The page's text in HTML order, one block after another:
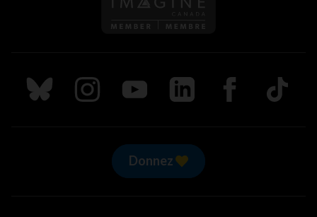
Suivez nous sur Bluesky
Suivez nous sur Instagram
Suivez nous sur Youtube
Suivez nous sur LinkedIn
Suivez nous sur
TikTok
Donnez